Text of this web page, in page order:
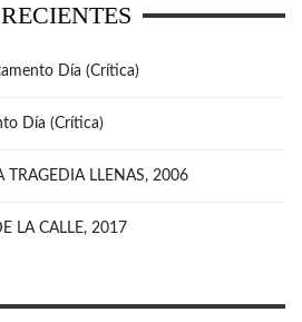
Día (Crítica)
Día (Crítica)
TRAGEDIA LLENAS, 2006
LA CALLE, 2017